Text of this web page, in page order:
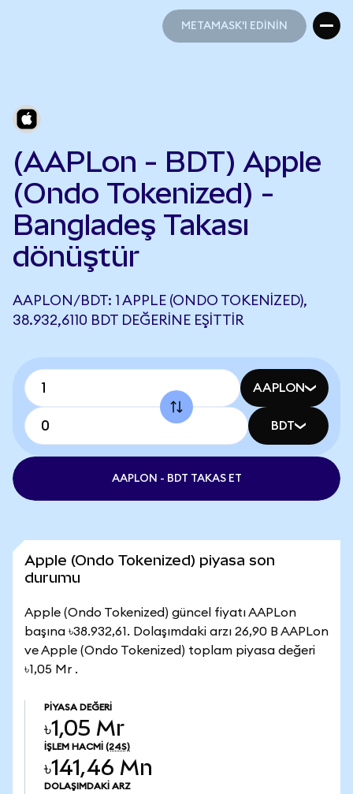
METAMASK'I EDİNİN
(AAPLon - BDT) Apple
(Ondo Tokenized) -
Bangladeş Takası
dönüştür
AAPLON/BDT: 1 APPLE (ONDO TOKENIZED),
38.932,6110 BDT DEĞERINE EŞITTIR
AAPLON
BDT
AAPLON - BDT TAKAS ET
Apple (Ondo Tokenized) piyasa son
durumu
Apple (Ondo Tokenized) güncel fiyatı AAPLon
başına ৳38.932,61. Dolaşımdaki arzı 26,90 B AAPLon
ve Apple (Ondo Tokenized) toplam piyasa değeri
৳1,05 Mr .
PIYASA DEĞERI
৳1,05 Mr
İŞLEM HACMI (24S)
৳141,46 Mn
DOLAŞIMDAKI ARZ